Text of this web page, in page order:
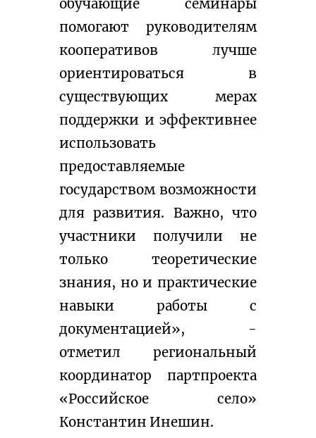
обучающие семинары
помогают руководителям
кооперативов лучше
ориентироваться в
существующих мерах
поддержки и эффективнее
использовать
предоставляемые
государством возможности
для развития. Важно, что
участники получили не
только теоретические
знания, но и практические
навыки работы с
документацией», -
отметил региональный
координатор партпроекта
«Российское село»
Константин Инешин.